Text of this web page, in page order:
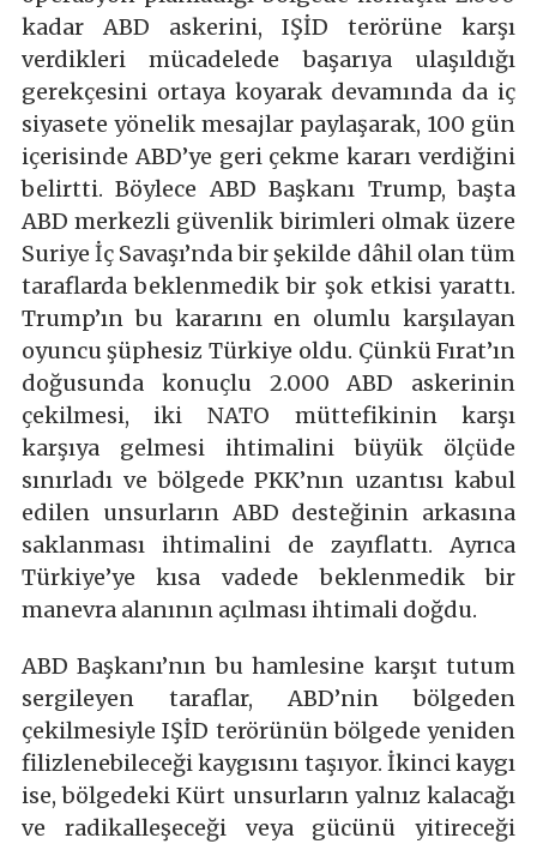
kadar ABD askerini, IŞİD terörüne karşı
verdikleri mücadelede başarıya ulaşıldığı
gerekçesini ortaya koyarak devamında da iç
siyasete yönelik mesajlar paylaşarak, 100 gün
içerisinde ABD’ye geri çekme kararı verdiğini
belirtti. Böylece ABD Başkanı Trump, başta
ABD merkezli güvenlik birimleri olmak üzere
Suriye İç Savaşı’nda bir şekilde dâhil olan tüm
taraflarda beklenmedik bir şok etkisi yarattı.
Trump’ın bu kararını en olumlu karşılayan
oyuncu şüphesiz Türkiye oldu. Çünkü Fırat’ın
doğusunda konuçlu 2.000 ABD askerinin
çekilmesi, iki NATO müttefikinin karşı
karşıya gelmesi ihtimalini büyük ölçüde
sınırladı ve bölgede PKK’nın uzantısı kabul
edilen unsurların ABD desteğinin arkasına
saklanması ihtimalini de zayıflattı. Ayrıca
Türkiye’ye kısa vadede beklenmedik bir
manevra alanının açılması ihtimali doğdu.
ABD Başkanı’nın bu hamlesine karşıt tutum
sergileyen taraflar, ABD’nin bölgeden
çekilmesiyle IŞİD terörünün bölgede yeniden
filizlenebileceği kaygısını taşıyor. İkinci kaygı
ise, bölgedeki Kürt unsurların yalnız kalacağı
ve radikalleşeceği veya gücünü yitireceği